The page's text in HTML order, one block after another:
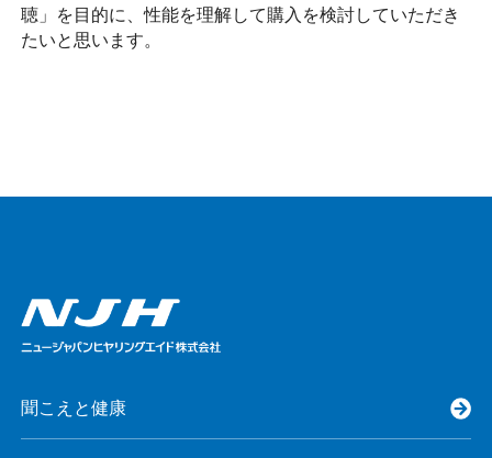
聴」を目的に、性能を理解して購入を検討していただき
たいと思います。
聞こえと健康